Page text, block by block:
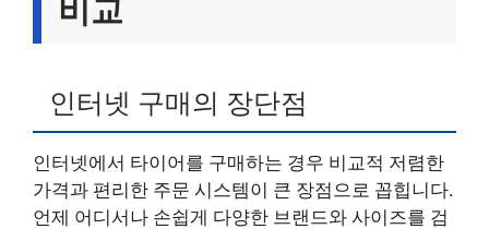
비교
인터넷 구매의 장단점
인터넷에서 타이어를 구매하는 경우 비교적 저렴한
가격과 편리한 주문 시스템이 큰 장점으로 꼽힙니다.
언제 어디서나 손쉽게 다양한 브랜드와 사이즈를 검